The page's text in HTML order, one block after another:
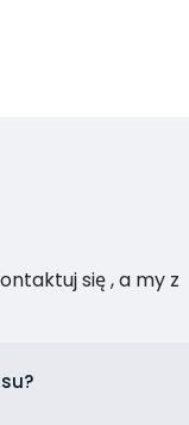
się , a my z